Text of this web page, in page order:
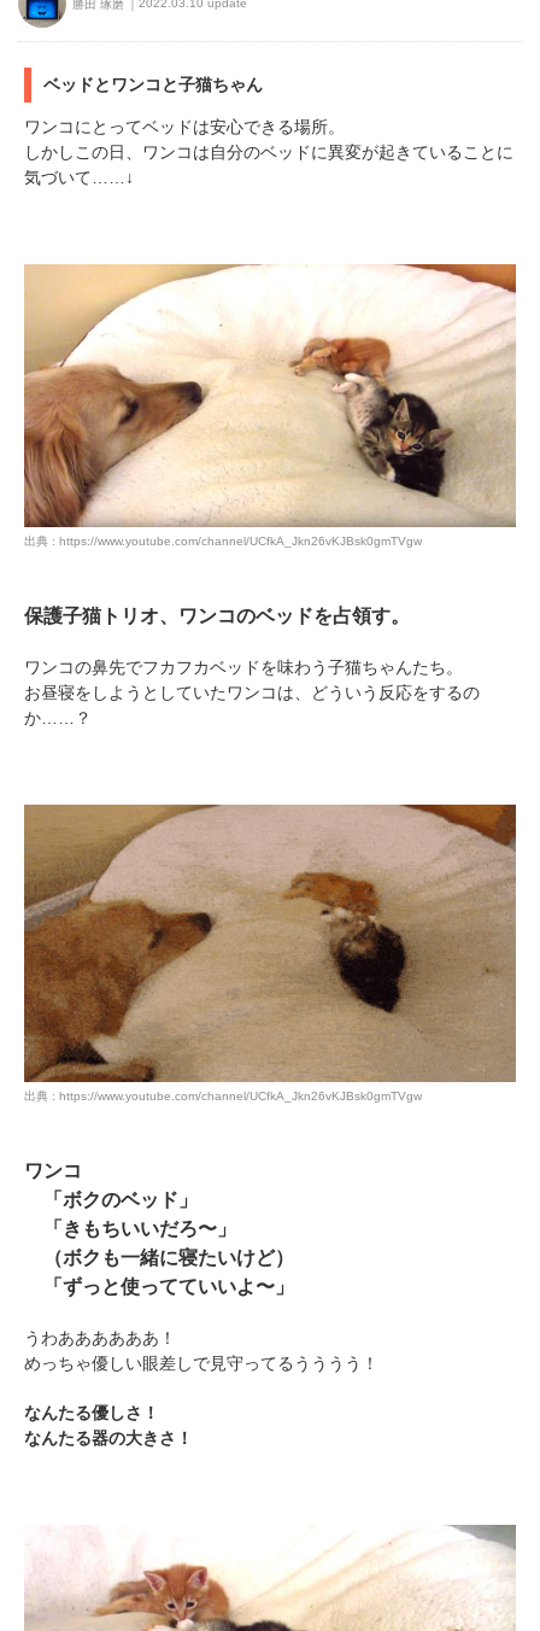
勝田 琢磨 2022.03.10 update
ベッドとワンコと子猫ちゃん
ワンコにとってベッドは安心できる場所。
しかしこの日、ワンコは自分のベッドに異変が起きていることに
気づいて……↓
出典 : https://www.youtube.com/channel/UCfkA_Jkn26vKJBsk0gmTVgw
保護子猫トリオ、ワンコのベッドを占領す。
ワンコの鼻先でフカフカベッドを味わう子猫ちゃんたち。
お昼寝をしようとしていたワンコは、どういう反応をするの
か……？
出典 : https://www.youtube.com/channel/UCfkA_Jkn26vKJBsk0gmTVgw
ワンコ
「ボクのベッド」
「きもちいいだろ〜」
（ボクも一緒に寝たいけど）
「ずっと使ってていいよ〜」
うわああああああ！
めっちゃ優しい眼差しで見守ってるうううう！
なんたる優しさ！
なんたる器の大きさ！